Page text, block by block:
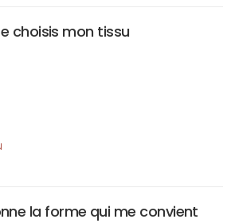
choisis mon tissu
la forme qui me convient